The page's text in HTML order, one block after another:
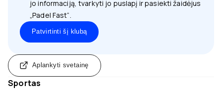
jo informaciją, tvarkyti jo puslapį ir pasiekti žaidėjus
„Padel Fast“.
Patvirtinti šį klubą
Aplankyti svetainę
Sportas